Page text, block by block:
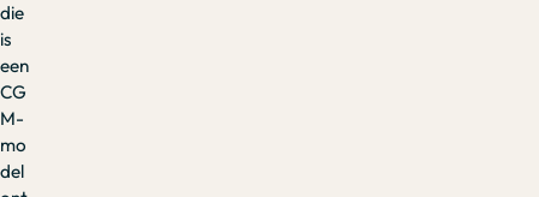
die
is
een
CG
M-
mo
del